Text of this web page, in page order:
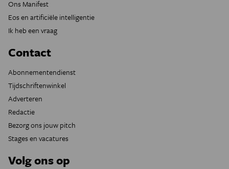
Ons Manifest
Eos en artificiële intelligentie
Ik heb een vraag
Contact
Abonnementendienst
Tijdschriftenwinkel
Adverteren
Redactie
Bezorg ons jouw pitch
Stages en vacatures
Volg ons op